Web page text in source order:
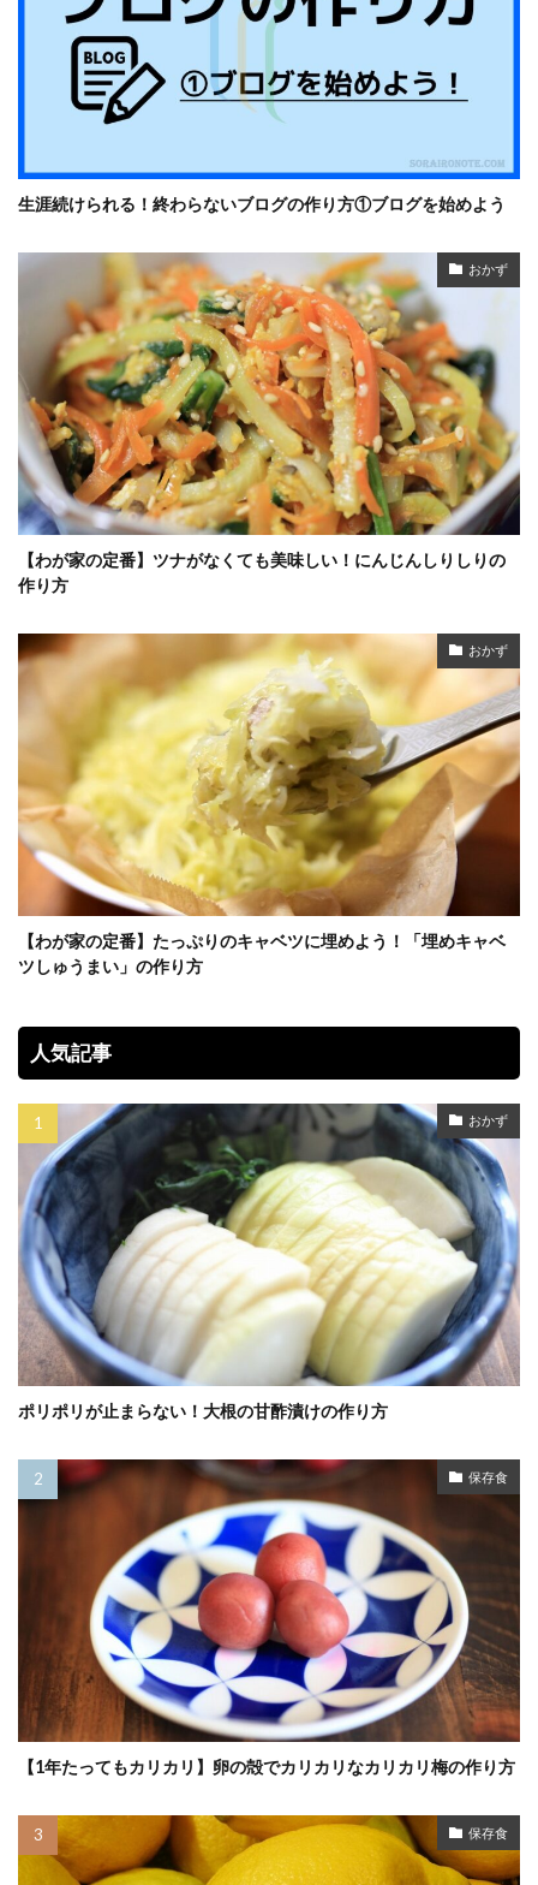
生涯続けられる！終わらないブログの作り方①ブログを始めよう
おかず
【わが家の定番】ツナがなくても美味しい！にんじんしりしりの
作り方
おかず
【わが家の定番】たっぷりのキャベツに埋めよう！「埋めキャベ
ツしゅうまい」の作り方
人気記事
おかず
ポリポリが止まらない！大根の甘酢漬けの作り方
保存食
【1年たってもカリカリ】卵の殻でカリカリなカリカリ梅の作り方
保存食